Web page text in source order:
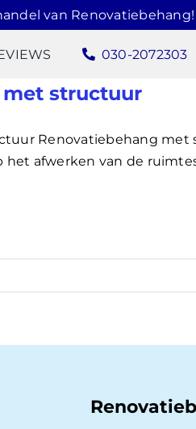
van Renovatiebehang!
030-2072303
structuur
Renovatiebehang
afwerken van de